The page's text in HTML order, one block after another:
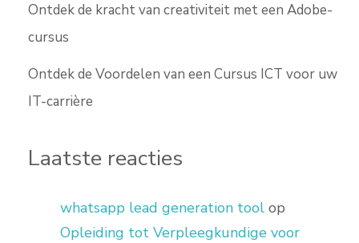
Ontdek de kracht van creativiteit met een Adobe-
cursus
Ontdek de Voordelen van een Cursus ICT voor uw
IT-carrière
Laatste reacties
whatsapp lead generation tool op
Opleiding tot Verpleegkundige voor